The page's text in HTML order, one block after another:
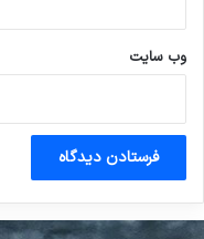
وب‌ سایت